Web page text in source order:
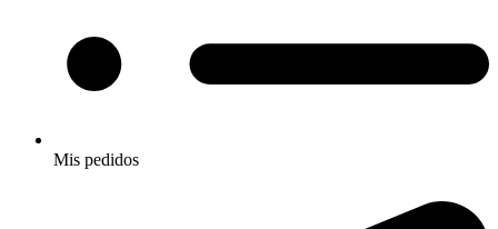
Mis pedidos